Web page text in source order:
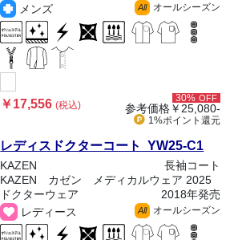
メンズ
All オールシーズン
￥17,556(税込)
30% OFF
参考価格￥25,080-
1%ポイント 還元
レディスドクターコート YW25-C1
KAZEN
長袖コート
KAZEN カゼン メディカルウェア 2025
ドクターウェア
2018年発売
レディース
All オールシーズン